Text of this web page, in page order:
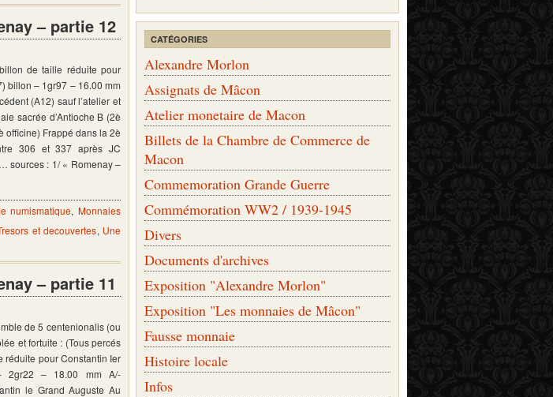
– partie 12
de taille réduite pour
billon – 1gr97 – 16.00 mm
(A12) sauf l’atelier et
sacrée d’Antioche B (2è
officine) Frappé dans la 2è
306 et 337 après JC
sources : 1/ « Romenay –
numismatique, Monnaies
et decouvertes, Une
– partie 11
de 5 centenionalis (ou
et fortuite : (Tous percés
réduite pour Constantin Ier
2gr22 – 18.00 mm A/-
le Grand Auguste Au
CATÉGORIES
Alexandre Morlon
Assignats de Mâcon
Atelier monetaire de Macon
Billets de la Chambre de Commerce de
Macon
Commemoration Grande Guerre
Commémoration WW2 / 1939-1945
Divers
Documents d'archives
Exposition "Alexandre Morlon"
Exposition "Les monnaies de Mâcon"
Fausse monnaie
Histoire locale
Infos